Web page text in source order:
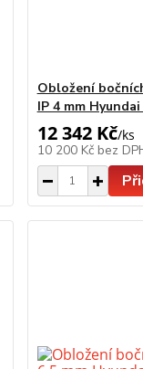
Obložení
IP 4 mm
12 342 Kč/ks
10 200 Kč bez